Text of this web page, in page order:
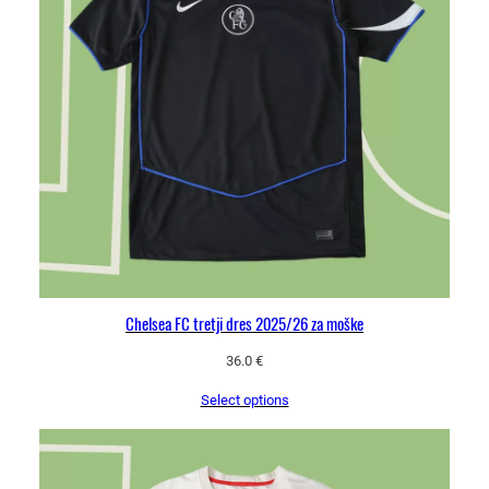
e
o
i
Chelsea FC tretji dres 2025/26 za moške
36.0 €
Select options